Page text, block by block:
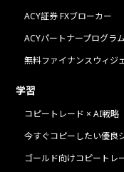
ACY証券 FXブローカー
ACYパートナープログラム
無料ファイナンスウィジ
学習
コピートレード × AI戦略
今すぐコピーしたい優良
ゴールド向けコピートレ